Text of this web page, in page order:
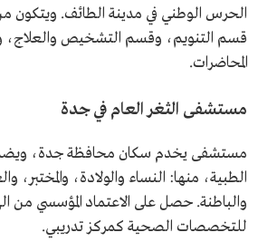
الحرس الوطني في مدينة الطائف. ويتكون
قسم التنويم، وقسم التشخيص والعلاج،
المحاضرات.
مستشفى الثغر العام في جدة
مستشفى يخدم سكان محافظة جدة، ويضم
الطبية، منها: النساء والولادة، والمختبر،
والباطنة. حصل على الاعتماد المؤسسي من
للتخصصات الصحية كمركز تدريبي.